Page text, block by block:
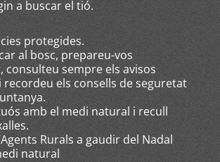
a buscar el tió.
protegides.
al bosc, prepareu-vos
consulteu sempre els avisos
els consells de seguretat
amb el medi natural i recull
Rurals a gaudir del Nadal
natural